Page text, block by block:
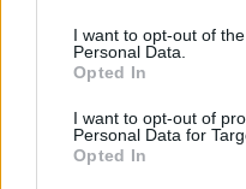
I want to opt-out of
Personal Data.
Opted In
I want to opt-out of
Personal Data for
Opted In
στην Αγγλία το